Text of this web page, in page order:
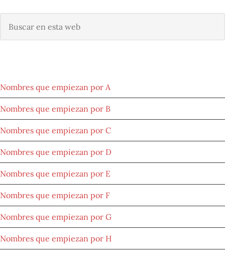
Nombres que empiezan por A
Nombres que empiezan por B
Nombres que empiezan por C
Nombres que empiezan por D
Nombres que empiezan por E
Nombres que empiezan por F
Nombres que empiezan por G
Nombres que empiezan por H